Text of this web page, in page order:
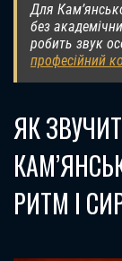
Для
без
робить звук
професійний
ЯК
РИТМ І